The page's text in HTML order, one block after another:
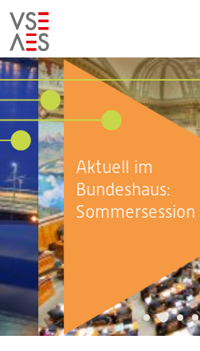
Skip
to
content
Aktuell im
Bundeshaus:
Sommersession 2026
1 2 3 4